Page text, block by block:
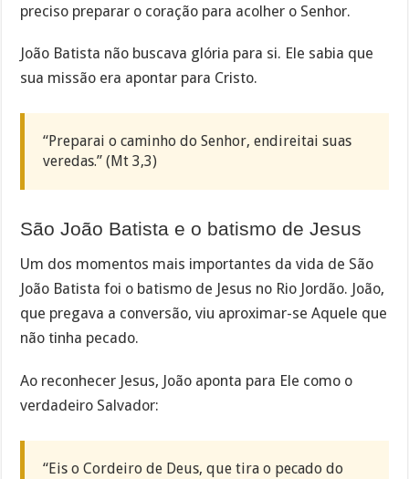
preciso preparar o coração para acolher o Senhor.
João Batista não buscava glória para si. Ele sabia que
sua missão era apontar para Cristo.
“Preparai o caminho do Senhor, endireitai suas
veredas.” (Mt 3,3)
São João Batista e o batismo de Jesus
Um dos momentos mais importantes da vida de São
João Batista foi o batismo de Jesus no Rio Jordão. João,
que pregava a conversão, viu aproximar-se Aquele que
não tinha pecado.
Ao reconhecer Jesus, João aponta para Ele como o
verdadeiro Salvador:
“Eis o Cordeiro de Deus, que tira o pecado do